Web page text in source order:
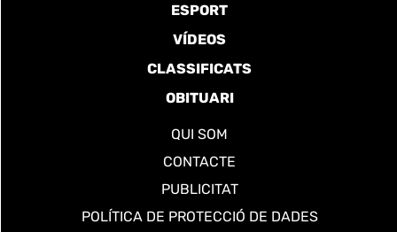
ESPORT
VÍDEOS
CLASSIFICATS
OBITUARI
QUI SOM
CONTACTE
PUBLICITAT
POLÍTICA DE PROTECCIÓ DE DADES